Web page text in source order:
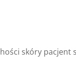
skóry pacjent